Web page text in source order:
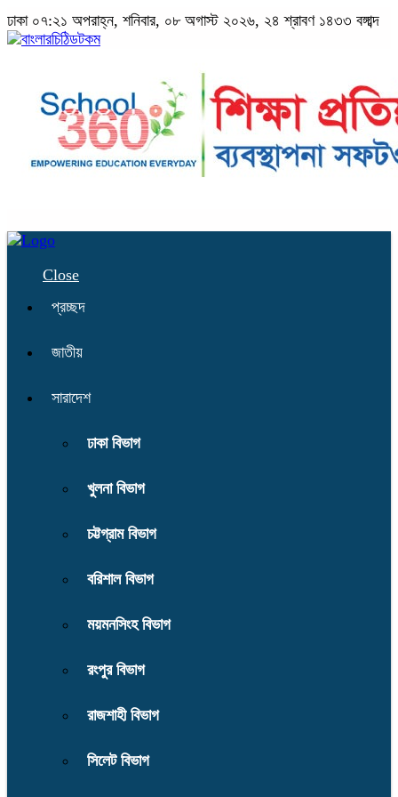
ঢাকা ০৭:২১ অপরাহ্ন, শনিবার, ০৮ অগাস্ট ২০২৬, ২৪ শ্রাবণ ১৪৩৩ বঙ্গাব্দ
Close
প্রচ্ছদ
জাতীয়
সারাদেশ
ঢাকা বিভাগ
খুলনা বিভাগ
চট্টগ্রাম বিভাগ
বরিশাল বিভাগ
ময়মনসিংহ বিভাগ
রংপুর বিভাগ
রাজশাহী বিভাগ
সিলেট বিভাগ